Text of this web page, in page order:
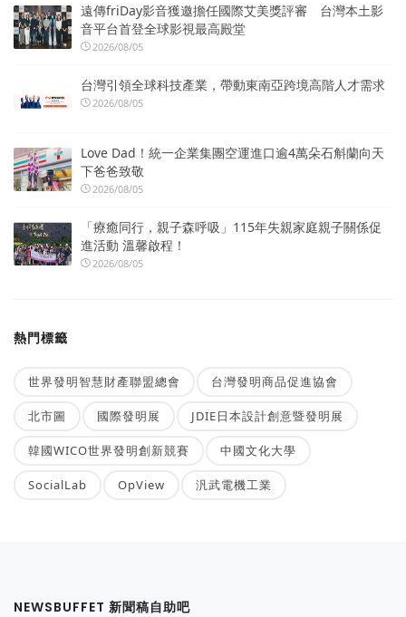
遠傳friDay影音獲邀擔任國際艾美獎評審 台灣本土影
音平台首登全球影視最高殿堂
2026/08/05
台灣引領全球科技產業，帶動東南亞跨境高階人才需求
2026/08/05
Love Dad！統一企業集團空運進口逾4萬朵石斛蘭向天
下爸爸致敬
2026/08/05
「療癒同行，親子森呼吸」115年失親家庭親子關係促
進活動 溫馨啟程！
2026/08/05
熱門標籤
世界發明智慧財產聯盟總會 台灣發明商品促進協會
北市圖 國際發明展 JDIE日本設計創意暨發明展
韓國WICO世界發明創新競賽 中國文化大學
SocialLab OpView 汎武電機工業
NEWSBUFFET 新聞稿自助吧